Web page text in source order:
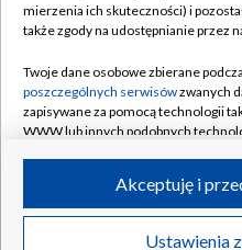
Naziemna Telewizja
Rada Programowa
System NOS
Informacje o nadawcy
Program dla prasy
©2026 Telewizja
mierzenia ich skuteczności) i
także zgody na udostępnianie przez
Twoje dane osobowe zbierane
poszczególnych serwisówzwanych
zapisywane za pomocą technologii
WWW lub innych podobnych
ruchu w Internecie.
Twoje dane osobowe zbierane
Ustawienia
Akceptuję i